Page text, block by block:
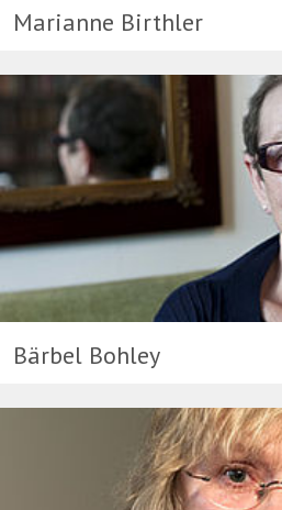
Marianne Birthler
Bärbel Bohley